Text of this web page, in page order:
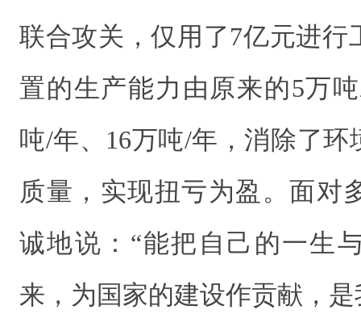
联合攻关，仅用了7亿元进行
置的生产能力由原来的5万
吨/年、16万吨/年，消除了
质量，实现扭亏为盈。面对
诚地说：“能把自己的一生
来，为国家的建设作贡献，